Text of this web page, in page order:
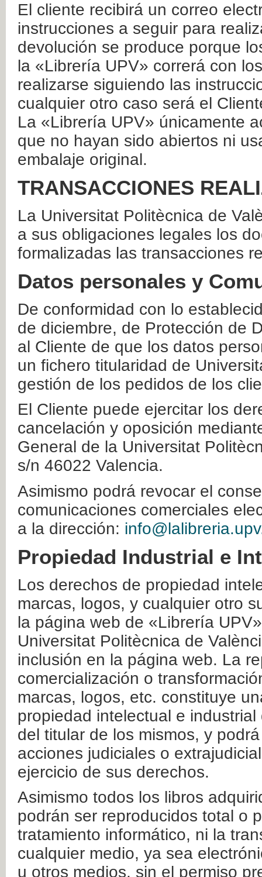
El cliente recibirá un correo
instrucciones a seguir para
devolución se produce porque
la «Librería UPV» correrá con
realizarse siguiendo las
cualquier otro caso será el
La «Librería UPV» únicamente
que no hayan sido abiertos ni
embalaje original.
TRANSACCIONES
La Universitat Politècnica de
a sus obligaciones legales los
formalizadas las transacciones
Datos personales y
De conformidad con lo
de diciembre, de Protección de
al Cliente de que los datos
un fichero titularidad de
gestión de los pedidos de los
El Cliente puede ejercitar los
cancelación y oposición
General de la Universitat
s/n 46022 Valencia.
Asimismo podrá revocar el
comunicaciones comerciales
a la dirección:
Propiedad Industrial e
Los derechos de propiedad
marcas, logos, y cualquier otro
la página web de «Librería
Universitat Politècnica de
inclusión en la página web. La
comercialización o
marcas, logos, etc. constituye
propiedad intelectual e
del titular de los mismos, y
acciones judiciales o
ejercicio de sus derechos.
Asimismo todos los libros
podrán ser reproducidos total o
tratamiento informático, ni la
cualquier medio, ya sea
u otros medios, sin el permiso